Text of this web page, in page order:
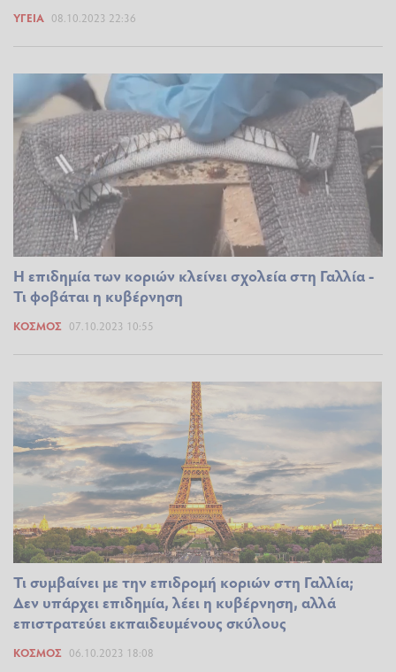
ΥΓΕΊΑ 08.10.2023 22:36
Η επιδημία των κοριών κλείνει σχολεία στη Γαλλία -
Τι φοβάται η κυβέρνηση
ΚΌΣΜΟΣ 07.10.2023 10:55
Τι συμβαίνει με την επιδρομή κοριών στη Γαλλία;
Δεν υπάρχει επιδημία, λέει η κυβέρνηση, αλλά
επιστρατεύει εκπαιδευμένους σκύλους
ΚΌΣΜΟΣ 06.10.2023 18:08